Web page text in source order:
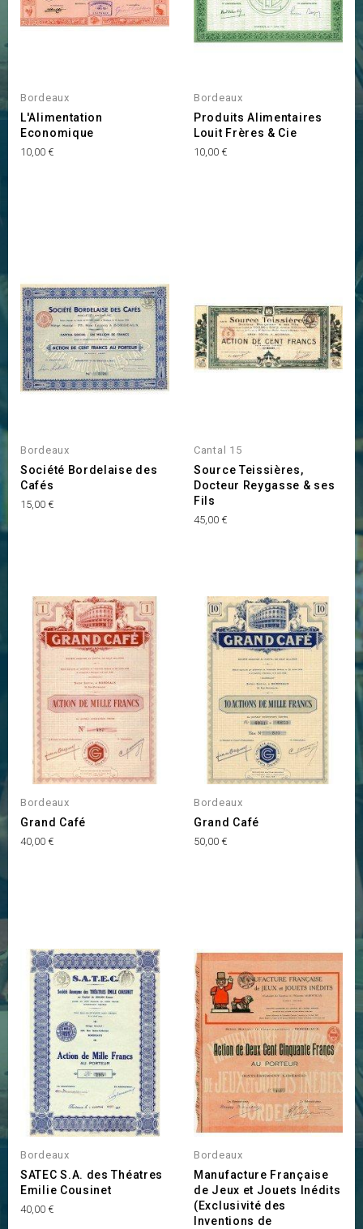
Bordeaux
L'Alimentation
Economique
Prix
10,00 €
Bordeaux
Produits Alimentaires
Louit Frères & Cie
Prix
10,00 €
Bordeaux
Société Bordelaise des
Cafés
Prix
15,00 €
Cantal 15
Source Teissières,
Docteur Reygasse & ses
Fils
Prix
45,00 €
Bordeaux
Grand Café
Prix
40,00 €
Bordeaux
Grand Café
Prix
50,00 €
Bordeaux
SATEC S.A. des Théatres
Emilie Cousinet
Prix
40,00 €
Bordeaux
Manufacture Française
de Jeux et Jouets Inédits
(Exclusivité des
Inventions de